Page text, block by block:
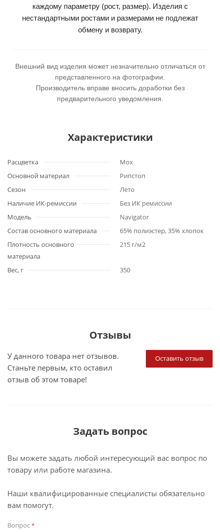
каждому параметру (рост, размер). Изделия с
нестандартными ростами и размерами не подлежат
обмену и возврату.
Внешний вид изделия может незначительно отличаться от
представленного на фотографии.
Производитель вправе вносить доработки без
предварительного уведомления.
Характеристики
Расцветка
Мох
Основной материал
Рипстоп
Сезон
Лето
Наличие ИК-ремиссии
Без ИК ремиссии
Модель
Navigator
Состав основного материала
65% полиэстер, 35% хлопок
Плотность основного
материала
215 г/м2
Вес, г 350
Отзывы
Оставить отзыв
У данного товара нет отзывов.
Станьте первым, кто оставил
отзыв об этом товаре!
Задать вопрос
Вы можете задать любой интересующий вас вопрос по
товару или работе магазина.
Наши квалифицированные специалисты обязательно
вам помогут.
Вопрос*